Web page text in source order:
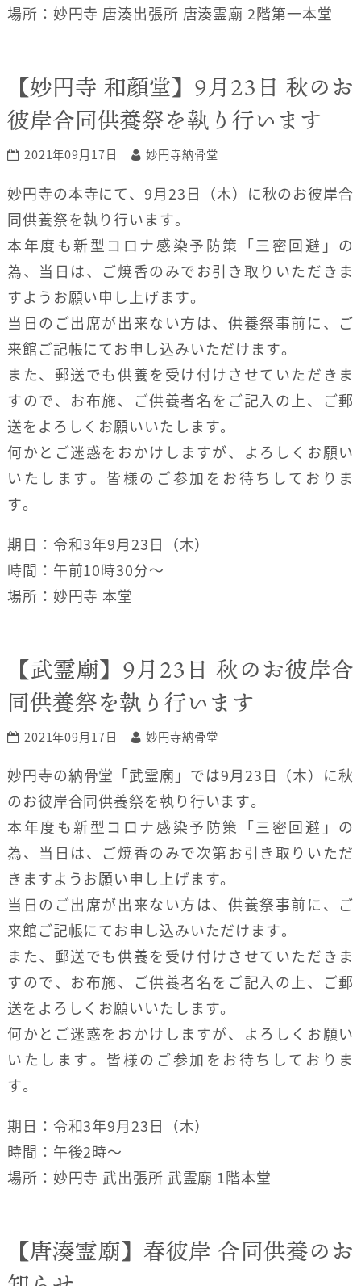
場所：妙円寺 唐湊出張所 唐湊霊廟 2階第一本堂
【妙円寺 和顔堂】9月23日 秋のお
彼岸合同供養祭を執り行います
2021年09月17日 妙円寺納骨堂
妙円寺の本寺にて、9月23日（木）に秋のお彼岸合
同供養祭を執り行います。
本年度も新型コロナ感染予防策「三密回避」の
為、当日は、ご焼香のみでお引き取りいただきま
すようお願い申し上げます。
当日のご出席が出来ない方は、供養祭事前に、ご
来館ご記帳にてお申し込みいただけます。
また、郵送でも供養を受け付けさせていただきま
すので、お布施、ご供養者名をご記入の上、ご郵
送をよろしくお願いいたします。
何かとご迷惑をおかけしますが、よろしくお願い
いたします。皆様のご参加をお待ちしておりま
す。
期日：令和3年9月23日（木）
時間：午前10時30分〜
場所：妙円寺 本堂
【武霊廟】9月23日 秋のお彼岸合
同供養祭を執り行います
2021年09月17日 妙円寺納骨堂
妙円寺の納骨堂「武霊廟」では9月23日（木）に秋
のお彼岸合同供養祭を執り行います。
本年度も新型コロナ感染予防策「三密回避」の
為、当日は、ご焼香のみで次第お引き取りいただ
きますようお願い申し上げます。
当日のご出席が出来ない方は、供養祭事前に、ご
来館ご記帳にてお申し込みいただけます。
また、郵送でも供養を受け付けさせていただきま
すので、お布施、ご供養者名をご記入の上、ご郵
送をよろしくお願いいたします。
何かとご迷惑をおかけしますが、よろしくお願い
いたします。皆様のご参加をお待ちしておりま
す。
期日：令和3年9月23日（木）
時間：午後2時〜
場所：妙円寺 武出張所 武霊廟 1階本堂
【唐湊霊廟】春彼岸 合同供養のお